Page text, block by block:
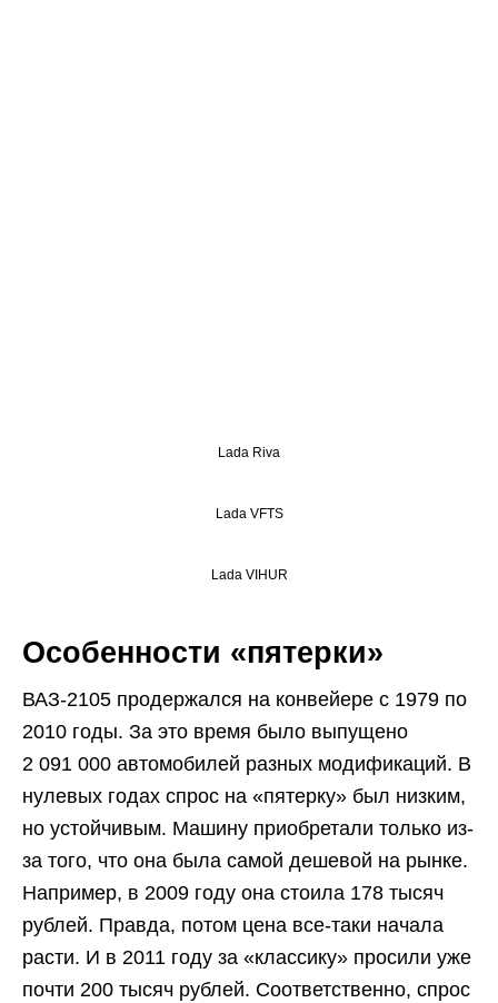
Lada Riva
Lada VFTS
Lada VIHUR
Особенности «пятерки»
ВАЗ-2105 продержался на конвейере с 1979 по
2010 годы. За это время было выпущено
2 091 000 автомобилей разных модификаций. В
нулевых годах спрос на «пятерку» был низким,
но устойчивым. Машину приобретали только из-
за того, что она была самой дешевой на рынке.
Например, в 2009 году она стоила 178 тысяч
рублей. Правда, потом цена все-таки начала
расти. И в 2011 году за «классику» просили уже
почти 200 тысяч рублей. Соответственно, спрос